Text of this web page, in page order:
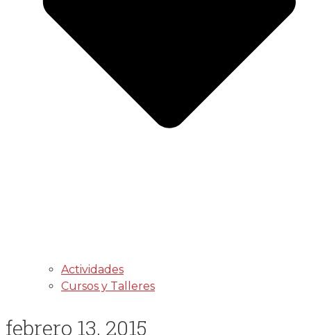
Actividades
Cursos y Talleres
febrero 13, 2015